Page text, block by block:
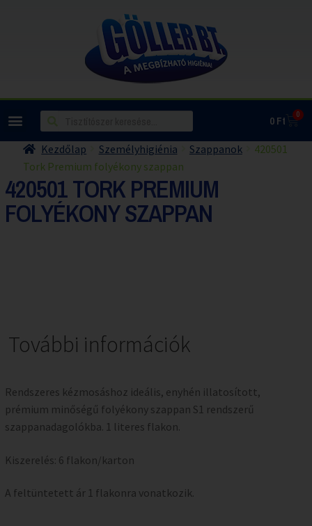
0Ft 0
Kezdőlap Személyhigiénia Szappanok
420501
Tork Premium folyékony szappan
420501 TORK PREMIUM
FOLYÉKONY SZAPPAN
További információk
Rendszeres kézmosáshoz ideális, enyhén illatosított,
prémium minőségű folyékony szappan S1 rendszerű
szappanadagolókba. 1 literes flakon.
Kiszerelés: 6 flakon/karton
A feltüntetett ár 1 flakonra vonatkozik.